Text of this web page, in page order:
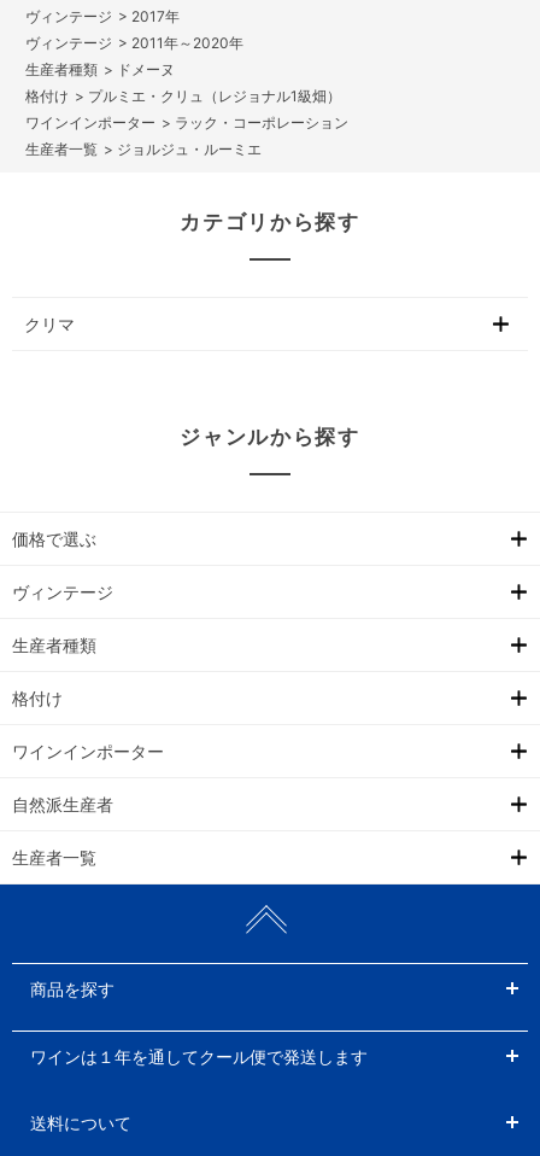
> 2017年
> 2011年～2020年
> ドメーヌ
> プルミエ・クリュ（レジョナル1級畑）
> ラック・コーポレーション
> ジョルジュ・ルーミエ
カテゴリから探す
クリマ
ジャンルから探す
価格で選ぶ
ヴィンテージ
生産者種類
格付け
ワインインポーター
自然派生産者
生産者一覧
商品を探す
ワインは１年を通してクール便で発送します
送料について